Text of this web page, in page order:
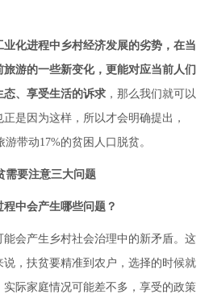
业化进程中乡村经济发展的劣势，在当
游的一些新变化，更能对应当前人们
态、享受生活的诉求 ，那么我们就可以
是因为这样，所以才会明确提出，
带动17%的贫困人口脱贫。
需要注意三大问题
中会产生哪些问题？
会产生乡村社会治理中的新矛盾。这
，扶贫要精准到农户，选择的时候就
际家庭情况可能差不多，享受的政策